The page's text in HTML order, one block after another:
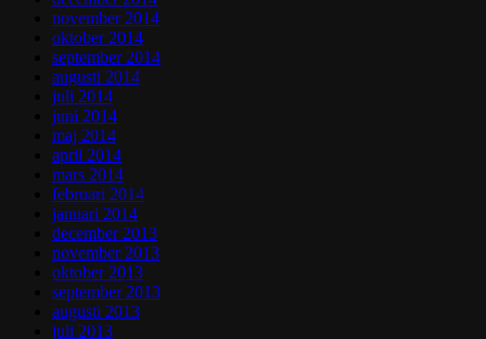
november 2014
oktober 2014
september 2014
augusti 2014
juli 2014
juni 2014
maj 2014
april 2014
mars 2014
februari 2014
januari 2014
december 2013
november 2013
oktober 2013
september 2013
augusti 2013
juli 2013